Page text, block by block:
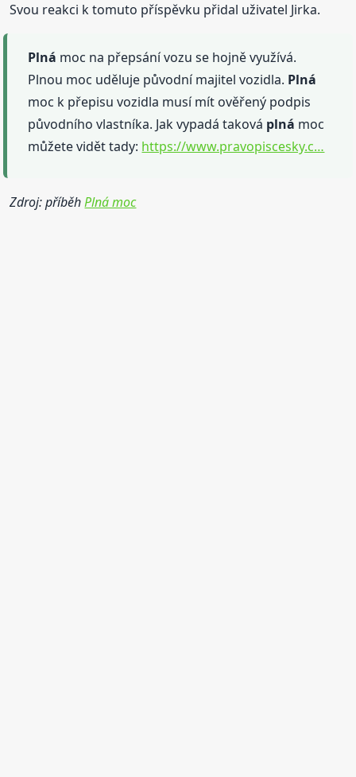
Svou reakci k tomuto příspěvku přidal uživatel Jirka.
Plná moc na přepsání vozu se hojně využívá.
Plnou moc uděluje původní majitel vozidla. Plná
moc k přepisu vozidla musí mít ověřený podpis
původního vlastníka. Jak vypadá taková plná moc
můžete vidět tady: https://www.pravopiscesky.c…
Zdroj: příběhPlná moc